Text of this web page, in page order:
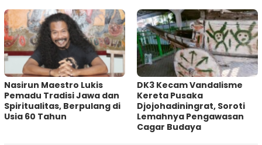
‎Nasirun Maestro Lukis
Pemadu Tradisi Jawa dan
Spiritualitas, Berpulang di
Usia 60 Tahun
DK3 Kecam Vandalisme
Kereta Pusaka
Djojohadiningrat, Soroti
Lemahnya Pengawasan
Cagar Budaya